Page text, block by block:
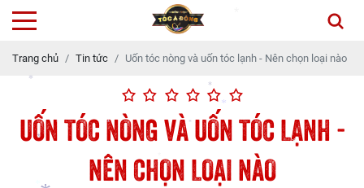
*
*
Trang chủ Tin tức Uốn tóc nòng và uốn tóc lạnh - Nên chọn loại nào
UỐN TÓC NÒNG VÀ UỐN TÓC LẠNH -
NÊN CHỌN LOẠI NÀO